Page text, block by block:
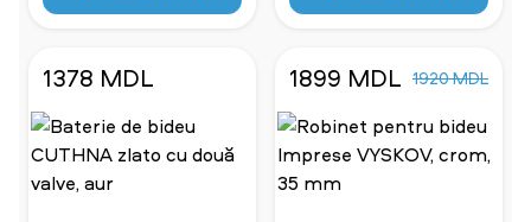
1378 MDL 1899 MDL 1920 MDL